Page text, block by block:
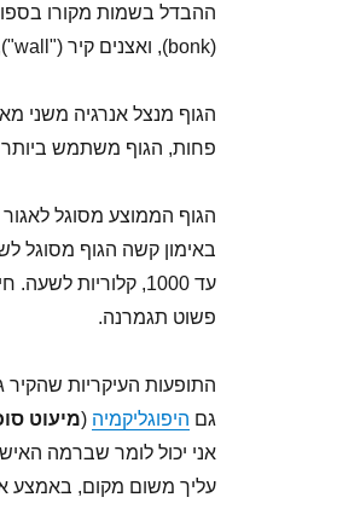
ההבדל בשמות מקורו
(bonk), ואצנים קיר ("wall"), בישראל רובם קוראים לזה קיר בכל מקרה.
הגוף מנצל אנרגיה משני
פחות, הגוף משתמש ביותר
הגוף הממוצע מסוגל לאגור
עד 1000, קלוריות
פשוט תגמרנה.
התופעות העיקריות
גם היפוגליקמיה (מיעוט
אני יכול לומר שברמה
עליך משום מקום, באמצע